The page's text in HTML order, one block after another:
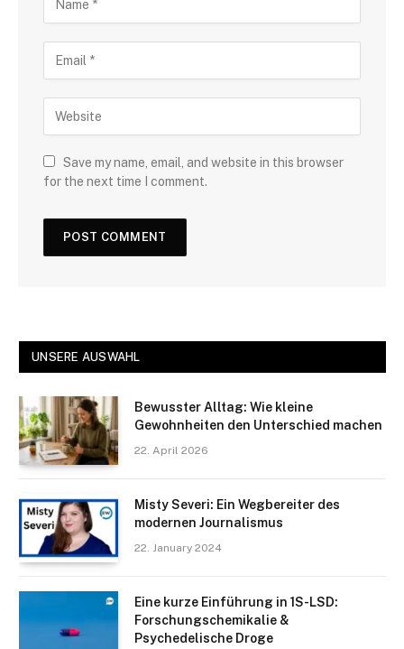
Save my name, email, and website in this browser
for the next time I comment.
UNSERE AUSWAHL
Bewusster Alltag: Wie kleine
Gewohnheiten den Unterschied machen
22. April 2026
Misty Severi: Ein Wegbereiter des
modernen Journalismus
22. January 2024
Eine kurze Einführung in 1S-LSD:
Forschungschemikalie &
Psychedelische Droge